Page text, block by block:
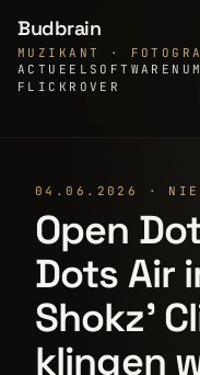
Budbrain
MUZIKANT ·
ACTUEEL SOFTWARE
FLICKR OVER
04.06.2026 ·
Open
Dots Air
Shokz'
klingen